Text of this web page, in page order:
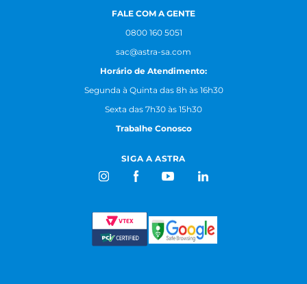
FALE COM A GENTE
0800 160 5051
sac@astra-sa.com
Horário de Atendimento:
Segunda à Quinta das 8h às 16h30
Sexta das 7h30 às 15h30
Trabalhe Conosco
SIGA A ASTRA